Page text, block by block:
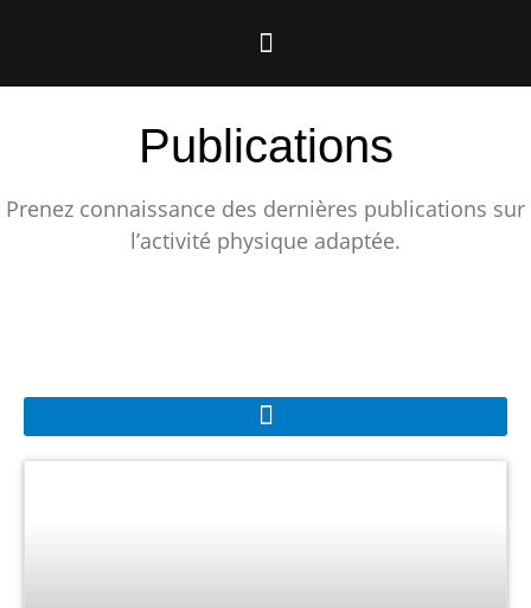
Publications
Prenez connaissance des dernières publications sur
l’activité physique adaptée.